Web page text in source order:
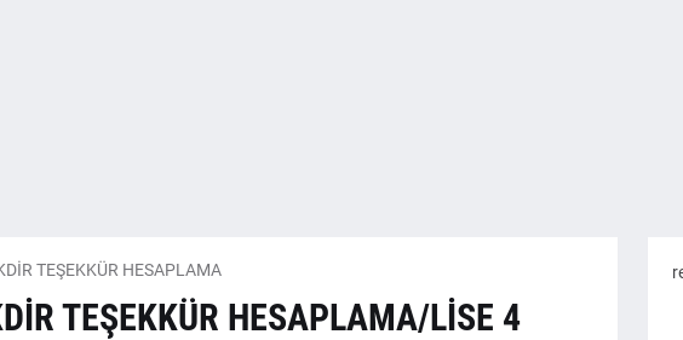
TEŞEKKÜR HESAPLAMA
TEŞEKKÜR HESAPLAMA/LİSE 4